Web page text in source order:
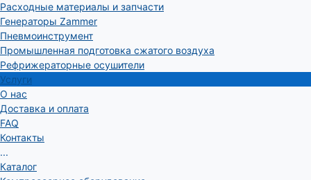
Расходные материалы и запчасти
Генераторы Zammer
Пневмоинструмент
Промышленная подготовка сжатого воздуха
Рефрижераторные осушители
Услуги
О нас
Доставка и оплата
FAQ
Контакты
...
Каталог